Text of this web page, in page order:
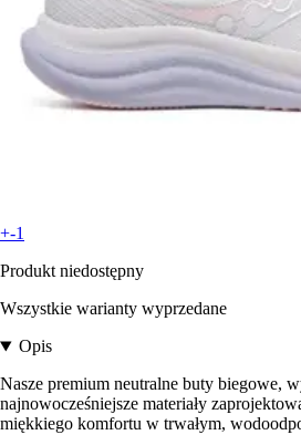
+-1
Produkt niedostępny
Wszystkie warianty wyprzedane
Opis
Nasze premium neutralne buty biegowe,
najnowocześniejsze materiały
miękkiego komfortu w trwałym,